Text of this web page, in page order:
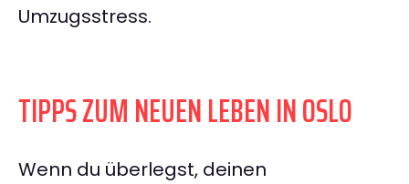
Umzugsstress.
TIPPS ZUM NEUEN LEBEN IN OSLO
Wenn du überlegst, deinen